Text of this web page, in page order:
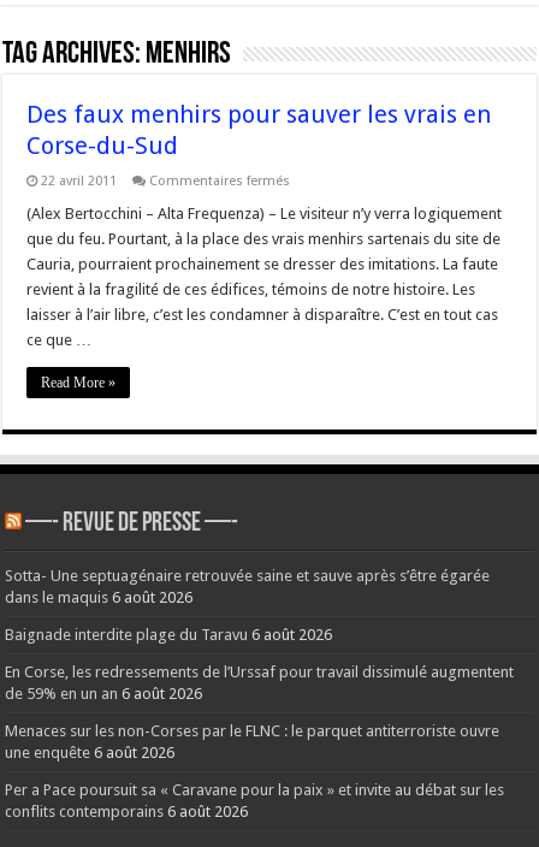
Tag Archives: Menhirs
Des faux menhirs pour sauver les vrais en
Corse-du-Sud
22 avril 2011 Commentaires fermés
faux
pour
sauver
les
vrais
en
Corse-
(Alex Bertocchini – Alta Frequenza) – Le visiteur n’y verra logiquement
que du feu. Pourtant, à la place des vrais menhirs sartenais du site de
Cauria, pourraient prochainement se dresser des imitations. La faute
revient à la fragilité de ces édifices, témoins de notre histoire. Les
laisser à l’air libre, c’est les condamner à disparaître. C’est en tout cas
ce que …
Read More »
—- REVUE DE PRESSE —-
Sotta- Une septuagénaire retrouvée saine et sauve après s’être égarée
dans le maquis 6 août 2026
Baignade interdite plage du Taravu 6 août 2026
En Corse, les redressements de l’Urssaf pour travail dissimulé augmentent
de 59% en un an 6 août 2026
Menaces sur les non-Corses par le FLNC : le parquet antiterroriste ouvre
une enquête 6 août 2026
Per a Pace poursuit sa « Caravane pour la paix » et invite au débat sur les
conflits contemporains 6 août 2026